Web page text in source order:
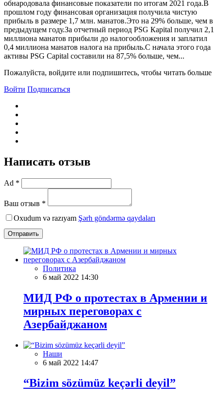
обнародовала финансовые показатели по итогам 2021 года.В
прошлом году финансовая организация получила чистую
прибыль в размере 1,7 млн. манатов.Это на 29% больше, чем в
предыдущем году.За отчетный период PSG Кapital получил 2,1
миллиона манатов прибыли до налогообложения и заплатил
0,4 миллиона манатов налога на прибыль.С начала этого года
активы PSG Capital составили на 87,5% больше, чем...
Пожалуйста, войдите или подпишитесь, чтобы читать больше
Войти Подписаться
Написать отзыв
Ad *
Ваш отзыв *
Oxudum və razıyam Şərh göndərmə qaydaları
Отправить
Политика
6 май 2022 14:30
МИД РФ о протестах в Армении и
мирных переговорах с
Азербайджаном
Наши
6 май 2022 14:47
“Bizim sözümüz keçərli deyil”